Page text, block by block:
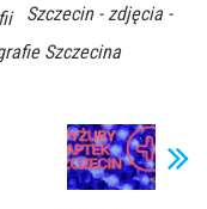
Szczecin - zdjęcia -
Szczecina